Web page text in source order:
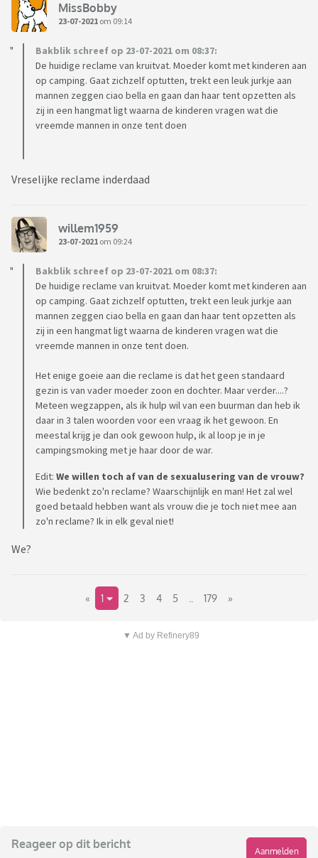
MissBobby
23-07-2021 om 09:14
Bakblik schreef op 23-07-2021 om 08:37:
De huidige reclame van kruitvat. Moeder komt met kinderen aan
op camping. Gaat zichzelf optutten, trekt een leuk jurkje aan
mannen zeggen ciao bella en gaan dan haar tent opzetten als
zij in een hangmat ligt waarna de kinderen vragen wat die
vreemde mannen in onze tent doen
Vreselijke reclame inderdaad
willem1959
23-07-2021 om 09:24
Bakblik schreef op 23-07-2021 om 08:37:
De huidige reclame van kruitvat. Moeder komt met kinderen aan
op camping. Gaat zichzelf optutten, trekt een leuk jurkje aan
mannen zeggen ciao bella en gaan dan haar tent opzetten als
zij in een hangmat ligt waarna de kinderen vragen wat die
vreemde mannen in onze tent doen.
Het enige goeie aan die reclame is dat het geen standaard
gezin is van vader moeder zoon en dochter. Maar verder....?
Meteen wegzappen, als ik hulp wil van een buurman dan heb ik
daar in 3 talen woorden voor een vraag ik het gewoon. En
meestal krijg je dan ook gewoon hulp, ik al loop je in je
campingsmoking met je haar door de war.
Edit: We willen toch af van de sexualusering van de vrouw?
Wie bedenkt zo'n reclame? Waarschijnlijk en man! Het zal wel
goed betaald hebben want als vrouw die je toch niet mee aan
zo'n reclame? Ik in elk geval niet!
We?
« 1 2 3 4 5 179 »
▼ Ad by Refinery89
Reageer op dit bericht
Aanmelden